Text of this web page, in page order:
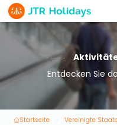
Entdecken Sie
Startseite Vereinigte